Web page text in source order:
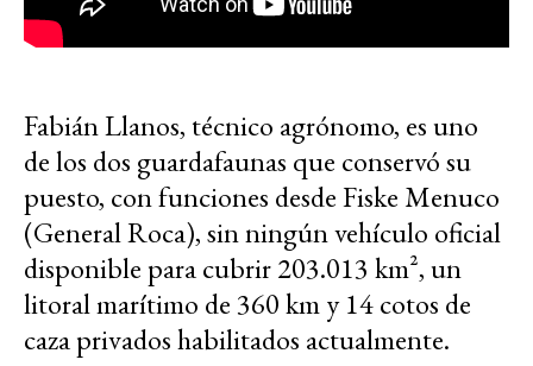
Fabián Llanos, técnico agrónomo, es uno
de los dos guardafaunas que conservó su
puesto, con funciones desde Fiske Menuco
(General Roca), sin ningún vehículo oficial
disponible para cubrir 203.013 km², un
litoral marítimo de 360 km y 14 cotos de
caza privados habilitados actualmente.